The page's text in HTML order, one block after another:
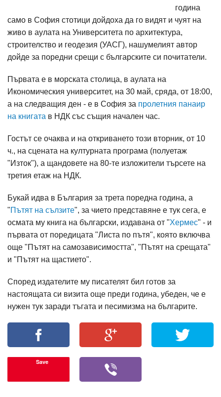
година
само в София стотици дойдоха да го видят и чуят на
живо в аулата на Университета по архитектура,
строителство и геодезия (УАСГ), нашумелият автор
дойде за поредни срещи с българските си почитатели.
Първата е в морската столица, в аулата на
Икономическия университет, на 30 май, сряда, от 18:00,
а на следващия ден - е в София за пролетния панаир
на книгата в НДК със същия начален час.
Гостът се очаква и на откриването този вторник, от 10
ч., на сцената на културната програма (полуетаж
"Изток"), а щандовете на 80-те изложители търсете на
третия етаж на НДК.
Букай идва в България за трета поредна година, а
"Пътят на сълзите", за чието представяне е тук сега, е
осмата му книга на български, издавана от "Хермес" - и
първата от поредицата "Листа по пътя", която включва
още "Пътят на самозависимостта", "Пътят на срещата"
и "Пътят на щастието".
Според издателите му писателят бил готов за
настоящата си визита още преди година, убеден, че е
нужен тук заради тъгата и песимизма на българите.
Save